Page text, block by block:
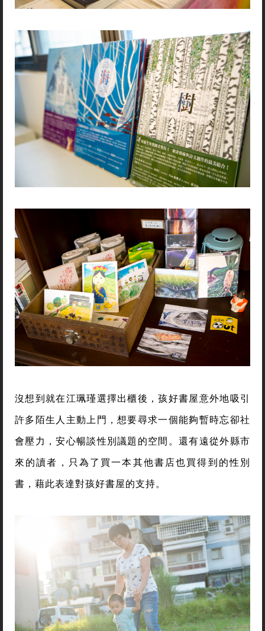
沒想到就在江珮瑾選擇出櫃後，孩好書屋意外地吸引
許多陌生人主動上門，想要尋求一個能夠暫時忘卻社
會壓力，安心暢談性別議題的空間。還有遠從外縣市
來的讀者，只為了買一本其他書店也買得到的性別
書，藉此表達對孩好書屋的支持。